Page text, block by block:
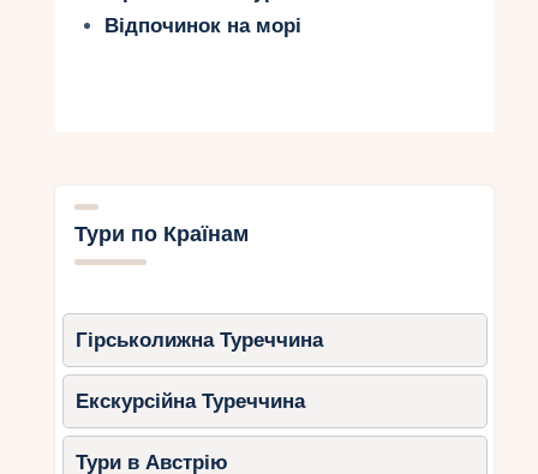
Копакабана – піщаний пляж з
Морська прогулянка вздовж стін
фортеці.
видом.
2. Істрія
Істрійський півострів ідеально підходить для
Відпочинок на морі
Тури по Країнам
Гірськолижна Туреччина
Екскурсійна Туреччина
Тури в Австрію